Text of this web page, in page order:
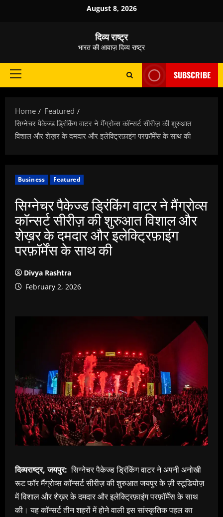
August 8, 2026
दिव्य राष्ट्र
भारत की आवाज़ दिव्य राष्ट्र
Primary
SUBSCRIBE
Home
Featured
सिग्नेचर पैकेज्ड ड्रिंकिंग वाटर ने मैंग्रोव्स कॉन्सर्ट सीरीज़ की शुरुआत
विशाल और शेख़र के दमदार और इलेक्ट्रिफ़ाइंग परफ़ॉर्मेंस के साथ की
Business Featured
सिग्नेचर पैकेज्ड ड्रिंकिंग वाटर ने मैंग्रोव्स
कॉन्सर्ट सीरीज़ की शुरुआत विशाल और
शेख़र के दमदार और इलेक्ट्रिफ़ाइंग
परफ़ॉर्मेंस के साथ की
Divya Rashtra
February 2, 2026
दिव्यराष्ट्र, जयपुर:सिग्नेचर पैकेज्ड ड्रिंकिंग वाटर ने अपनी अनोखी
रूट फॉर मैंग्रोव्स कॉन्सर्ट सीरीज़ की शुरुआत जयपुर के ज़ी स्टूडियोज़
में विशाल और शेख़र के दमदार और इलेक्ट्रिफ़ाइंग परफ़ॉर्मेंस के साथ
की। यह कॉन्सर्ट तीन शहरों में होने वाली इस सांस्कृतिक पहल का